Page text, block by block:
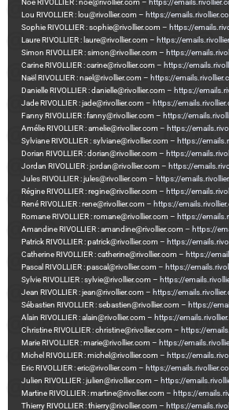
Noé RIVOLLIER : noe@rivollier.com – https://
Lou RIVOLLIER : lou@rivollier.com – https://
Sophie RIVOLLIER : sophie@rivollier.com – https://
Laure RIVOLLIER : laure@rivollier.com – https://
Simon RIVOLLIER : simon@rivollier.com – https://
Carine RIVOLLIER : carine@rivollier.com – https://
Naël RIVOLLIER : nael@rivollier.com – https://
Danielle RIVOLLIER : danielle@rivollier.com – https://
Jade RIVOLLIER : jade@rivollier.com – https://
Fanny RIVOLLIER : fanny@rivollier.com – https://
Amélie RIVOLLIER : amelie@rivollier.com – https://
Sylviane RIVOLLIER : sylviane@rivollier.com – https://
Dorian RIVOLLIER : dorian@rivollier.com – https://
Jordan RIVOLLIER : jordan@rivollier.com – https://
Jules RIVOLLIER : jules@rivollier.com – https://
Régine RIVOLLIER : regine@rivollier.com – https://
René RIVOLLIER : rene@rivollier.com – https://
Romane RIVOLLIER : romane@rivollier.com – https://
Amandine RIVOLLIER : amandine@rivollier.com – https://
Patrick RIVOLLIER : patrick@rivollier.com – https://
Catherine RIVOLLIER : catherine@rivollier.com – https://
Pascal RIVOLLIER : pascal@rivollier.com – https://
Sylvie RIVOLLIER : sylvie@rivollier.com – https://
Jean RIVOLLIER : jean@rivollier.com – https://
Sébastien RIVOLLIER : sebastien@rivollier.com – https://
Alain RIVOLLIER : alain@rivollier.com – https://
Christine RIVOLLIER : christine@rivollier.com – https://
Marie RIVOLLIER : marie@rivollier.com – https://
Michel RIVOLLIER : michel@rivollier.com – https://
Eric RIVOLLIER : eric@rivollier.com – https://
Julien RIVOLLIER : julien@rivollier.com – https://
Martine RIVOLLIER : martine@rivollier.com – https://
Thierry RIVOLLIER : thierry@rivollier.com – https://